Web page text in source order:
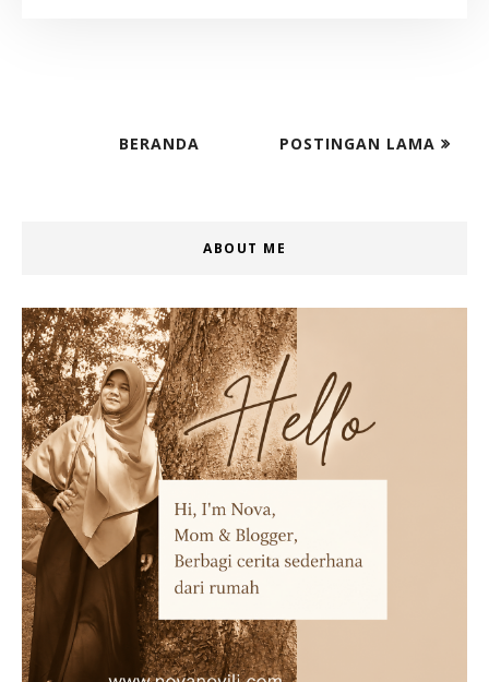
POSTINGAN LAMA
BERANDA
ABOUT ME